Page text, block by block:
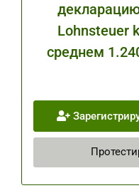
Lohnsteuer
среднем